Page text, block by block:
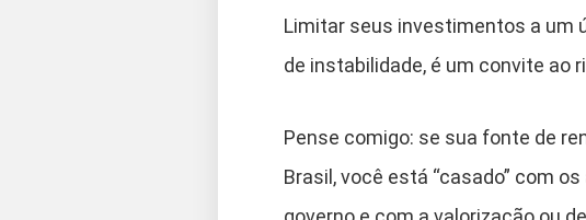
Limitar seus investimentos a um
de instabilidade, é um convite ao
Pense comigo: se sua fonte de
Brasil, você está “casado” com